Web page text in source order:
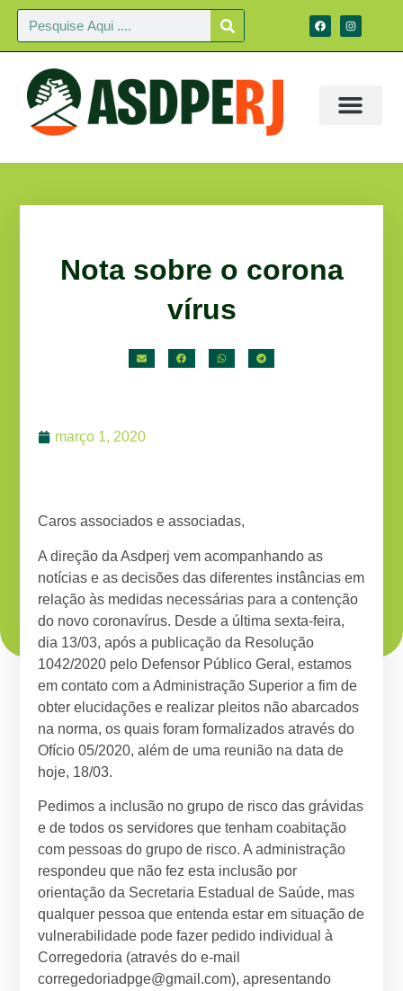
Nota sobre o corona
vírus
março 1, 2020
Caros associados e associadas,
A direção da Asdperj vem acompanhando as
notícias e as decisões das diferentes instâncias em
relação às medidas necessárias para a contenção
do novo coronavírus. Desde a última sexta-feira,
dia 13/03, após a publicação da Resolução
1042/2020 pelo Defensor Público Geral, estamos
em contato com a Administração Superior a fim de
obter elucidações e realizar pleitos não abarcados
na norma, os quais foram formalizados através do
Ofício 05/2020, além de uma reunião na data de
hoje, 18/03.
Pedimos a inclusão no grupo de risco das grávidas
e de todos os servidores que tenham coabitação
com pessoas do grupo de risco. A administração
respondeu que não fez esta inclusão por
orientação da Secretaria Estadual de Saúde, mas
qualquer pessoa que entenda estar em situação de
vulnerabilidade pode fazer pedido individual à
Corregedoria (através do e-mail
corregedoriadpge@gmail.com), apresentando